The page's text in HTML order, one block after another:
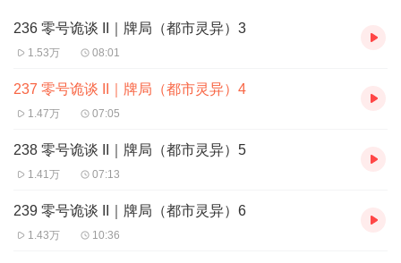
236 零号诡谈 II｜牌局（都市灵异）3
1.53万 08:01
237 零号诡谈 II｜牌局（都市灵异）4
1.47万 07:05
238 零号诡谈 II｜牌局（都市灵异）5
1.41万 07:13
239 零号诡谈 II｜牌局（都市灵异）6
1.43万 10:36